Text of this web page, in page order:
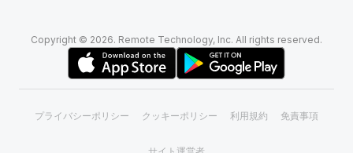
Copyright © 2026. Remote Technology, Inc. All rights reserved.
プライバシーポリシー クッキーポリシー 利用規約 免責事項